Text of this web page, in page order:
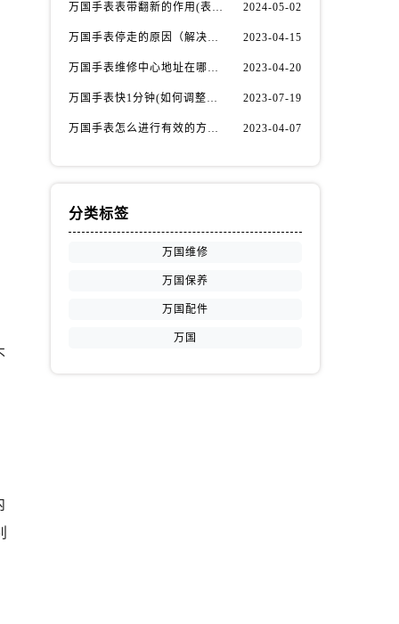
万国手表表带翻新的作用(表带翻新有什么用) 2024-05-02
万国手表停走的原因（解决方法） 2023-04-15
万国手表维修中心地址在哪呢？ 2023-04-20
万国手表快1分钟(如何调整时间准确无误) 2023-07-19
万国手表怎么进行有效的方法进行消磁呢(机械手表消磁) 2023-04-07
分类标签
万国维修
万国保养
万国配件
万国